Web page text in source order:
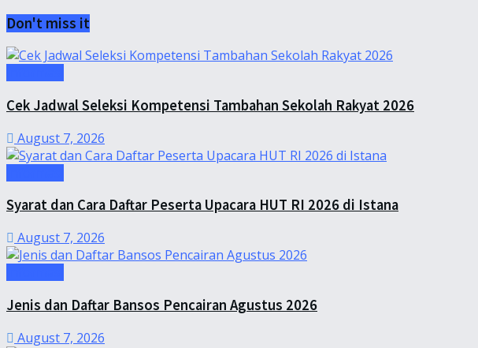
Don't miss it
Cek Jadwal Seleksi Kompetensi Tambahan Sekolah Rakyat 2026
August 7, 2026
Syarat dan Cara Daftar Peserta Upacara HUT RI 2026 di Istana
August 7, 2026
Jenis dan Daftar Bansos Pencairan Agustus 2026
August 7, 2026